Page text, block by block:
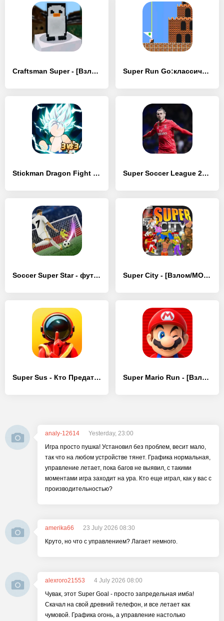
Craftsman Super - [Взлом/МОД Все открыто] Super Run Go:классическая игра - [Взлом/МОД Много денег]
Stickman Dragon Fight - Super - [Взлом/МОД Все открыто] Super Soccer League 2024 - [Взлом/МОД Меню]
Soccer Super Star - футбол - [Взлом/МОД Unlocked] Super City - [Взлом/МОД Unlocked]
Super Sus - Кто Предатель - [Взлом/МОД Все открыто] Super Mario Run - [Взлом/МОД Бесконечные деньги]
analy-12614
Yesterday, 23:00
Игра просто пушка! Установил без проблем, весит мало,
так что на любом устройстве тянет. Графика нормальная,
управление летает, пока багов не выявил, с такими
моментами игра заходит на ура. Кто еще играл, как у вас с
производительностью?
amerika66
23 July 2026 08:30
Круто, но что с управлением? Лагает немного.
alexroro21553
4 July 2026 08:00
Чувак, этот Super Goal - просто запредельная имба!
Скачал на свой древний телефон, и все летает как
чумовой. Графика огонь, а управление настолько